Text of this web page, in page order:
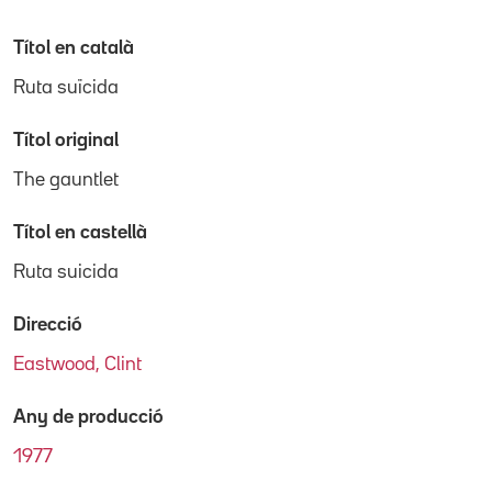
Títol en català
Ruta suïcida
Títol original
The gauntlet
Títol en castellà
Ruta suicida
Direcció
Eastwood, Clint
Any de producció
1977